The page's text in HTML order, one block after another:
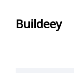
Buildeey